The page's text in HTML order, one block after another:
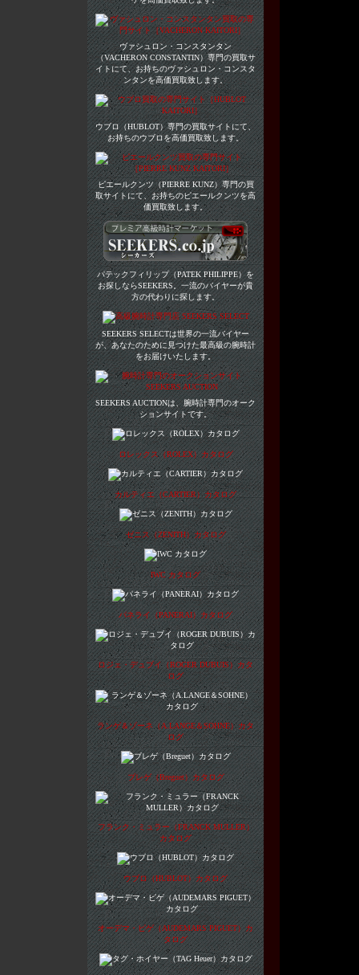
ヴァシュロン・コンスタンタン
（VACHERON CONSTANTIN）専門の買取サ
イトにて、お持ちのヴァシュロン・コンスタ
ンタンを高価買取致します。
ウブロ（HUBLOT）専門の買取サイトにて、
お持ちのウブロを高価買取致します。
ピエールクンツ（PIERRE KUNZ）専門の買
取サイトにて、お持ちのピエールクンツを高
価買取致します。
パテックフィリップ（PATEK PHILIPPE）を
お探しならSEEKERS。一流のバイヤーが貴
方の代わりに探します。
SEEKERS SELECTは世界の一流バイヤー
が、あなたのために見つけた最高級の腕時計
をお届けいたします。
SEEKERS AUCTIONは、腕時計専門のオーク
ションサイトです。
ロレックス（ROLEX）カタログ
カルティエ（CARTIER）カタログ
ゼニス（ZENITH）カタログ
IWC カタログ
パネライ（PANERAI）カタログ
ロジェ・デュブイ（ROGER DUBUIS）カタ
ログ
ランゲ＆ゾーネ（A.LANGE＆SOHNE）カタ
ログ
ブレゲ（Breguet）カタログ
フランク・ミュラー（FRANCK MULLER）
カタログ
ウブロ（HUBLOT）カタログ
オーデマ・ピゲ（AUDEMARS PIGUET）カ
タログ